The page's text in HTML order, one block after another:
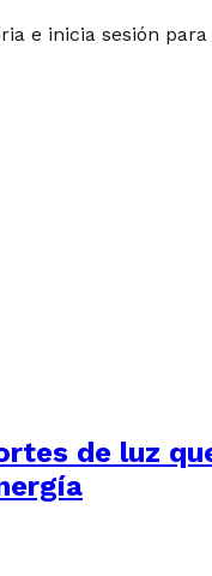
e inicia sesión
de luz